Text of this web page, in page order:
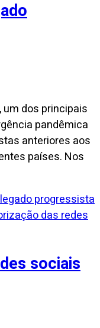
um dos principais
pandêmica
anteriores aos
países. Nos
progressista
sociais